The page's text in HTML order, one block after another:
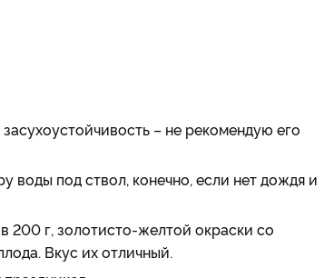
– не рекомендую его
воды под ствол, конечно, если нет дождя и
200 г, золотисто-желтой окраски со
Вкус их отличный.